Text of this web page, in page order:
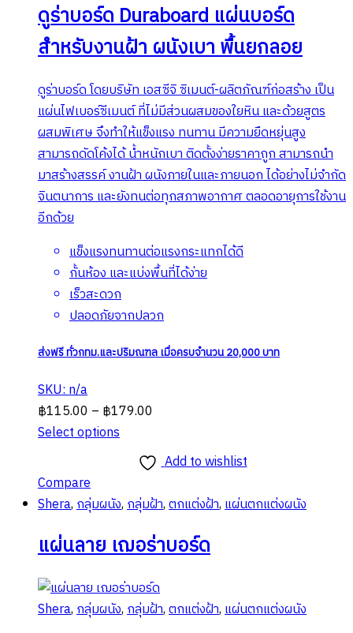
product
page
ดูร่าบอร์ด Duraboard แผ่นบอร์ด
สำหรับงานฝ้า ผนังเบา พื้นยกลอย
ดูร่าบอร์ด โดยบริษัท เอสซีจิ ซิเมนต์-ผลิตภัณฑ์ก่อสร้าง เป็น
แผ่นไฟเบอร์ซีเมนต์ ที่ไม่มีส่วนผสมของใยหิน และด้วยสูตร
ผสมพิเศษ จึงทำให้แข็งแรง ทนทาน มีความยืดหยุ่นสูง
สามารถดัดโค้งได้ น้ำหนักเบา ติดตั้งง่ายราคาถูก สามารถนำ
มาสร้างสรรค์ งานฝ้า ผนังภายในและภายนอก ได้อย่างไม่จำกัด
จินตนาการ และยังทนต่อทุกสภาพอากาศ ตลอดอายุการใช้งาน
อีกด้วย
แข็งแรงทนทานต่อแรงกระแทกได้ดี
กั้นห้อง และแบ่งพื้นที่ได้ง่าย
เร็วสะดวก
ปลอดภัยจากปลวก
ส่งฟรี ทั่วกทม.และปริมณฑล เมื่อครบจำนวน 20,000 บาท
SKU: n/a
฿115.00 – ฿179.00
฿115.00
through
฿179.00
Select options
product
has
multiple
variants.
The
options
may
Add to wishlist
Compare
Shera,กลุ่มผนัง,กลุ่มฝ้า,ตกแต่งฝ้า,แผ่นตกแต่งผนัง
แผ่นลาย เฌอร่าบอร์ด
Shera,กลุ่มผนัง,กลุ่มฝ้า,ตกแต่งฝ้า,แผ่นตกแต่งผนัง